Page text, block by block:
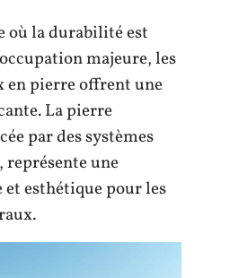
où la durabilité est
majeure, les
en pierre offrent une
La pierre
par des systèmes
représente une
esthétique pour les